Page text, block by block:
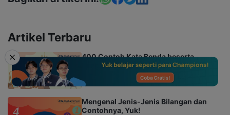
Artikel Terbaru
400 Contoh Kata Benda beserta
Pengertian, Ciri, dan Jenisnya
Mengenal Jenis-Jenis Bilangan dan
Contohnya, Yuk!